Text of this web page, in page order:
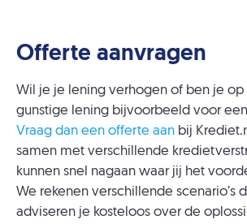
Offerte aanvragen
Wil je je lening verhogen of ben je op
gunstige lening bijvoorbeeld voor
Vraag dan een offerte aan bij
samen met verschillende
kunnen snel nagaan waar jij het
We rekenen verschillende scenario’s
adviseren je kosteloos over de